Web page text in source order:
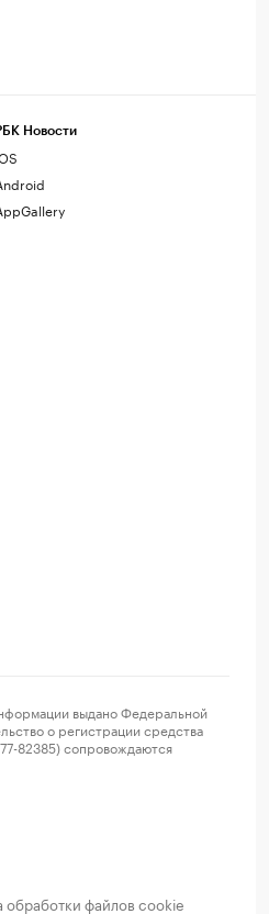
Новости
выдано Федеральной
о регистрации средства
82385) сопровождаются
обработки файлов cookie